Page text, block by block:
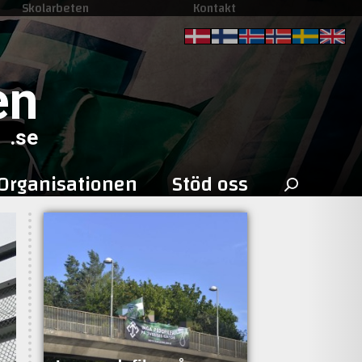
Skolarbeten Kontakt
.se
Stöd oss Sök
efter: